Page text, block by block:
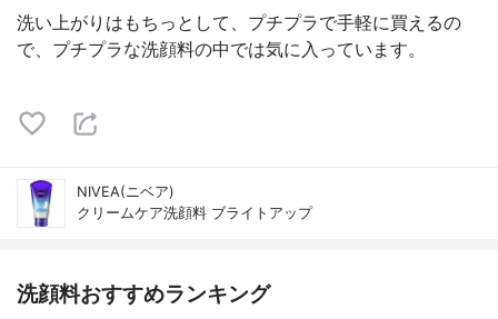
洗い上がりはもちっとして、プチプラで手軽に買えるの
で、プチプラな洗顔料の中では気に入っています。
NIVEA(ニベア)
クリームケア洗顔料 ブライトアップ
洗顔料おすすめランキング